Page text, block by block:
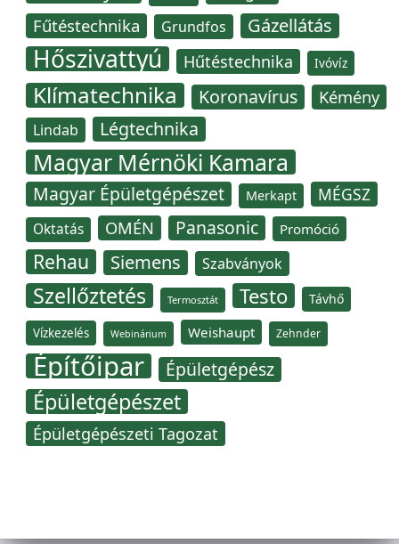
Fűtéstechnika Grundfos Gázellátás
Hőszivattyú Hűtéstechnika Ivóvíz
Klímatechnika Koronavírus Kémény
Lindab Légtechnika
Magyar Mérnöki Kamara
Magyar Épületgépészet Merkapt MÉGSZ
Oktatás OMÉN Panasonic Promóció
Rehau Siemens Szabványok
Szellőztetés Termosztát Testo Távhő
Vízkezelés Webinárium Weishaupt Zehnder
Építőipar Épületgépész
Épületgépészet
Épületgépészeti Tagozat